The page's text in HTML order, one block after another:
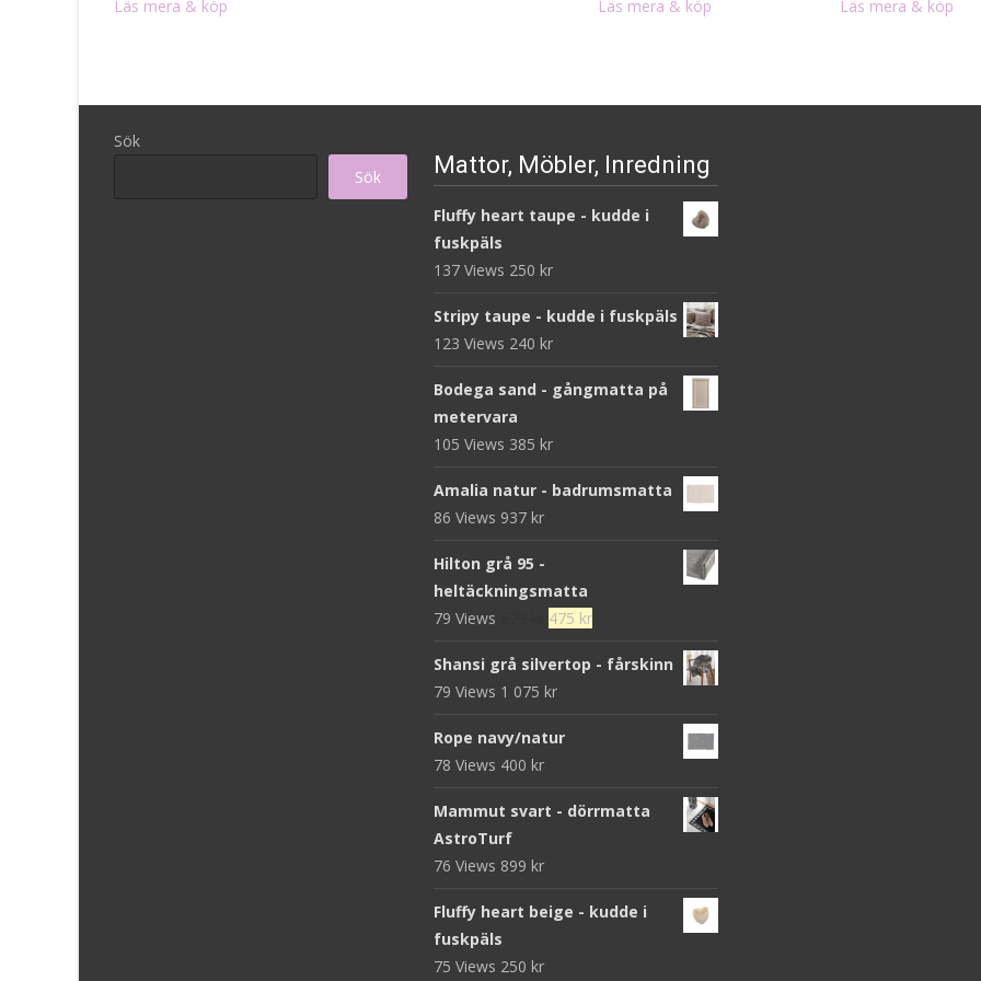
Läs mera & köp Läs mera & köp Läs mera & köp
Sök
Sök
Mattor, Möbler, Inredning
Fluffy heart taupe - kudde i
fuskpäls
137 Views 250 kr
Stripy taupe - kudde i fuskpäls
123 Views 240 kr
Bodega sand - gångmatta på
metervara
105 Views 385 kr
Amalia natur - badrumsmatta
86 Views 937 kr
Hilton grå 95 -
heltäckningsmatta
79 Views
Det
priset
var:
475 krDet
priset
Shansi grå silvertop - fårskinn
79 Views 1 075 kr
Rope navy/natur
78 Views 400 kr
Mammut svart - dörrmatta
AstroTurf
76 Views 899 kr
Fluffy heart beige - kudde i
fuskpäls
75 Views 250 kr